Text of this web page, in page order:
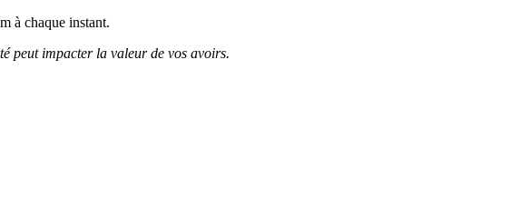
à chaque instant.
peut impacter la valeur de vos avoirs.